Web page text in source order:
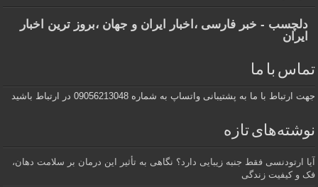
دلچسب - خبر فارسی ،اخبار ایران و جهان ،بروز ترین اخبار
ایران
تماس با ما
جهت ارتباط با ما به پشتیبانی واتساپ به شماره 09056213048 در ارتباط باشید
نوشته‌های تازه
آیا ارتودنسی فقط جنبه زیبایی دارد؟ نگاهی به تأثیر این درمان بر سلامت دهان،
فک و کیفیت زندگی